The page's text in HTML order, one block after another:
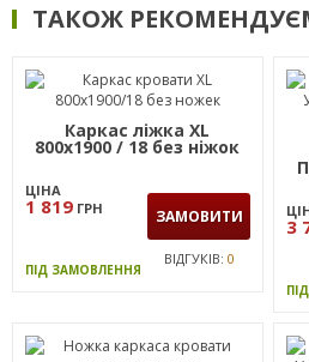
ТАКОЖ
Каркас ліжка XL
800х1900 / 18 без ніжок
ЦІНА
1 819 ГРН ЗАМОВИТИ
ПІД ЗАМОВЛЕННЯ
ВІДГУКІВ: 0
3